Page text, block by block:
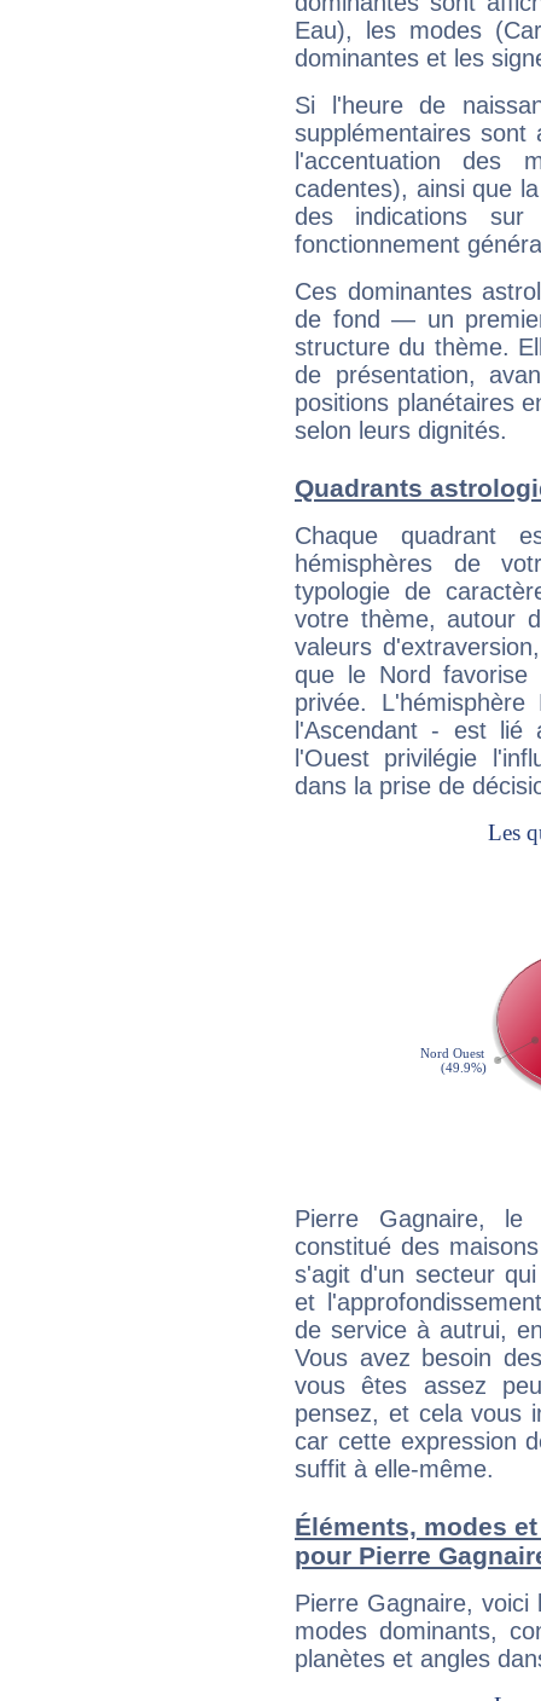
Eau), les modes
dominantes et les
Si l'heure de
supplémentaires sont
l'accentuation des
cadentes), ainsi que
des indications sur
fonctionnement
Ces dominantes
de fond — un
structure du thème.
de présentation,
positions planétaires
selon leurs dignités.
Quadrants
Chaque quadrant
hémisphères de
typologie de
votre thème, autour
valeurs
que le Nord favorise
privée.
l'Ascendant - est
l'Ouest privilégie
dans la prise de
Pierre Gagnaire, le
constitué des
s'agit d'un secteur
et
de service à autrui,
Vous avez besoin
vous êtes assez
pensez, et cela vous
car cette expression
suffit à elle-même.
Éléments, modes
pour Pierre
Pierre Gagnaire,
modes dominants,
planètes et angles